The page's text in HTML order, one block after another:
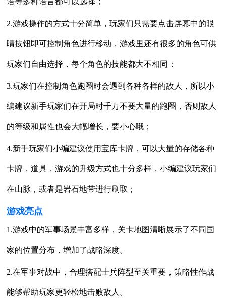
2.游戏操作的方式十分简单，玩家们只需要点击屏幕中的眼
睛按钮即可控制角色进行移动，游戏里还有很多的角色可供
玩家们自由选择，每个角色的技能都大不相同；
3.玩家们在控制角色跑圈时会遇到各种各样的敌人，所以小
编建议新手玩家们在开局时千万不要大量的跑圈，否则敌人
的等级和属性也会大幅增长，要小心哦；
4.新手玩家们小编建议使用宝库卡牌，可以大量的存储各种
卡牌，道具，游戏的升级方式也十分多样，小编建议玩家们
在山脉，或者是岩石地带进行刷取；
游戏亮点
1.游戏中的军事场景丰富多样，关卡地图清晰展示了不同国
家的位置分布，增加了战略深度。
2.在军事对战中，合理搭配士兵阵型至关重要，策略性作战
能够帮助玩家更轻松地击败敌人。